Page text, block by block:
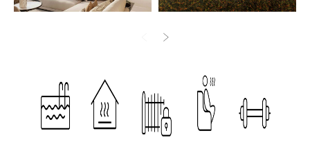
użytku. Wysokiej klasy specyfikacje odzwierciedlają jakość, jakiej
roboczymi, wbudowanymi urządzeniami i zintegrowanym
płytek porcelanowych odzwierciedla nasze ogólne
zaangażowanie w jakość i wzornictwo.